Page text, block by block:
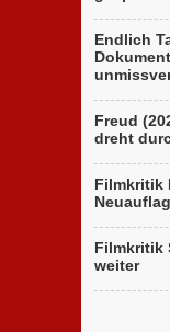
Endlich
Freud
dreht
Filmkritik
Filmkritik
weiter